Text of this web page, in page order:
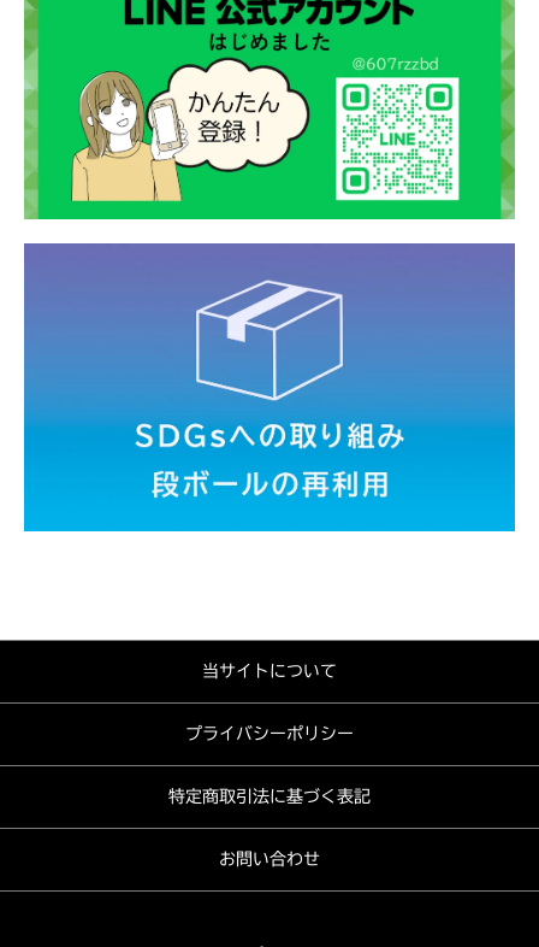
当サイトについて
プライバシーポリシー
特定商取引法に基づく表記
お問い合わせ